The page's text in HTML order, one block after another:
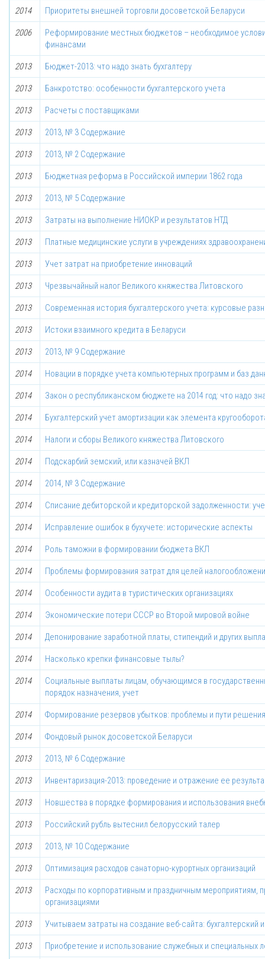
2014 Приоритеты внешней торговли досоветской Беларуси
2006
Реформирование местных бюджетов – необходимое
финансами
2013 Бюджет-2013: что надо знать бухгалтеру
2013 Банкротство: особенности бухгалтерского учета
2013 Расчеты с поставщиками
2013 2013, № 3 Содержание
2013 2013, № 2 Содержание
2013 Бюджетная реформа в Российской империи 1862 года
2013 2013, № 5 Содержание
2013 Затраты на выполнение НИОКР и результатов НТД
2013 Платные медицинские услуги в учреждениях
2013 Учет затрат на приобретение инноваций
2013 Чрезвычайный налог Великого княжества Литовского
2013 Современная история бухгалтерского учета: курсовые
2013 Истоки взаимного кредита в Беларуси
2013 2013, № 9 Содержание
2014 Новации в порядке учета компьютерных программ и баз
2014 Закон о республиканском бюджете на 2014 год: что надо
2014 Бухгалтерский учет амортизации как элемента
2014 Налоги и сборы Великого княжества Литовского
2014 Подскарбий земский, или казначей ВКЛ
2014 2014, № 3 Содержание
2014 Списание дебиторской и кредиторской задолженности:
2014 Исправление ошибок в бухучете: исторические аспекты
2014 Роль таможни в формировании бюджета ВКЛ
2014 Проблемы формирования затрат для целей
2014 Особенности аудита в туристических организациях
2014 Экономические потери СССР во Второй мировой войне
2014 Депонирование заработной платы, стипендий и других
2014 Насколько крепки финансовые тылы?
2014
Социальные выплаты лицам, обучающимся в
порядок назначения, учет
2014 Формирование резервов убытков: проблемы и пути решения
2014 Фондовый рынок досоветской Беларуси
2013 2013, № 6 Содержание
2013 Инвентаризация-2013: проведение и отражение ее
2013 Новшества в порядке формирования и использования
2013 Российский рубль вытеснил белорусский талер
2013 2013, № 10 Содержание
2013 Оптимизация расходов санаторно-курортных организаций
2013
Расходы по корпоративным и праздничным
организациями
2013 Учитываем затраты на создание веб-сайта: бухгалтерский
2013 Приобретение и использование служебных и специальных